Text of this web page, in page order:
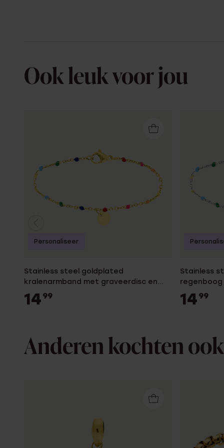
Ook leuk voor jou
Stainless steel goldplated
kralenarmband met graveerdisc en
regenboog emaille voor dames
14 99
Personaliseer
Stainless
regenboog
14 99
Anderen kochten ook